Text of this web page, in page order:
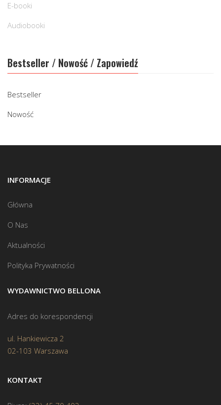
E-booki
Audiobooki
Bestseller / Nowość / Zapowiedź
Bestseller
Nowość
INFORMACJE
Główna
O Nas
Aktualności
Polityka Prywatności
WYDAWNICTWO BELLONA
Adres do korespondencji
ul. Hankiewicza 2
02-103 Warszawa
KONTAKT